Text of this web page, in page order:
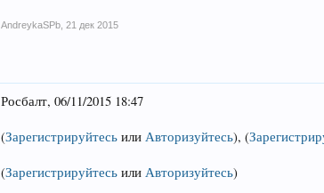
AndreykaSPb 21 дек 2015
Росбалт, 06/11/2015 18:47
(Зарегистрируйтесь илиАвторизуйтесь),(
(Зарегистрируйтесь илиАвторизуйтесь)